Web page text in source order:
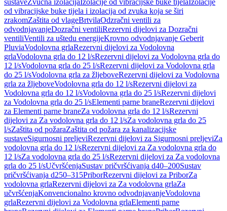
sustaveZvučna izolacijaIzolacije od vibracijske buke tijelaIzolacije
od vibracijske buke tijela i izolacija od zvuka koja se širi
zrakomZaštita od vlageBrtvilaOdzračni ventili za
odvodnjavanjeDozračni ventiliRezervni dijelovi za Dozračni
ventiliVentili za uštedu energijeKrovno odvodnjavanje Geberit
PluviaVodolovna grlaRezervni dijelovi za Vodolovna
grlaVodolovna grla do 12 l/sRezervni dijelovi za Vodolovna grla do
12 l/sVodolovna grla do 25 l/sRezervni dijelovi za Vodolovna grla
do 25 l/sVodolovna grla za žljeboveRezervni dijelovi za Vodolovna
grla za žljeboveVodolovna grla do 12 l/sRezervni dijelovi za
Vodolovna grla do 12 l/sVodolovna grla do 25 l/sRezervni dijelovi
za Vodolovna grla do 25 l/sElementi parne braneRezervni dijelovi
za Elementi parne braneZa vodolovna grla do 12 l/sRezervni
dijelovi za Za vodolovna grla do 12 l/sZa vodolovna grla do 25
l/sZaštita od požaraZaštita od požara za kanalizacijske
sustaveSigurnosni preljeviRezervni dijelovi za Sigurnosni preljeviZa
vodolovna grla do 12 l/sRezervni dijelovi za Za vodolovna grla do
12 l/sZa vodolovna grla do 25 l/sRezervni dijelovi za Za vodolovna
grla do 25 l/sUčvršćenjaSustav pričvršćivanja d40–200Sustav
pričvršćivanja d250–315PriborRezervni dijelovi za PriborZa
vodolovna grlaRezervni dijelovi za Za vodolovna grlaZa
učvršćenjaKonvencionalno krovno odvodnjavanjeVodolovna
grlaRezervni dijelovi za Vodolovna grlaElementi parne